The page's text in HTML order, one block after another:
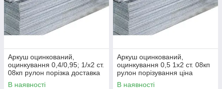
Аркуш оцинкований,
оцинкування 0,4/0,95; 1/х2 ст.
08кп рулон порізка доставка
ціна
В наявності
Аркуш оцинкований,
оцинкування 0,5 1х2 ст. 08кп
рулон порізування ціна
В наявності